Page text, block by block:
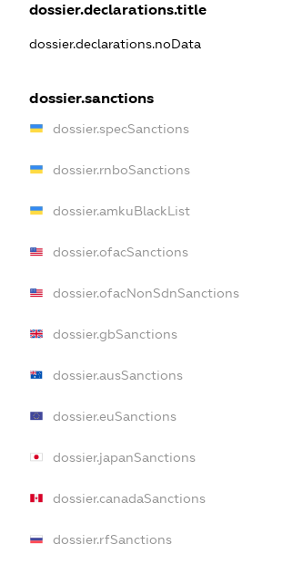
dossier.declarations.title
dossier.declarations.noData
dossier.sanctions
dossier.specSanctions
dossier.rnboSanctions
dossier.amkuBlackList
dossier.ofacSanctions
dossier.ofacNonSdnSanctions
dossier.gbSanctions
dossier.ausSanctions
dossier.euSanctions
dossier.japanSanctions
dossier.canadaSanctions
dossier.rfSanctions